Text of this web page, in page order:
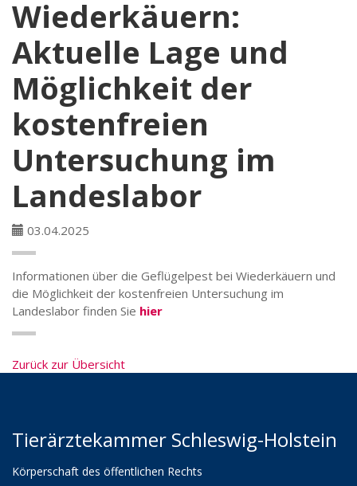
Wiederkäuern:
Aktuelle Lage und
Möglichkeit der
kostenfreien
Untersuchung im
Landeslabor
03.04.2025
Informationen über die Geflügelpest bei Wiederkäuern und
die Möglichkeit der kostenfreien Untersuchung im
Landeslabor finden Sie hier
Zurück zur Übersicht
Tierärztekammer Schleswig-Holstein
Körperschaft des öffentlichen Rechts